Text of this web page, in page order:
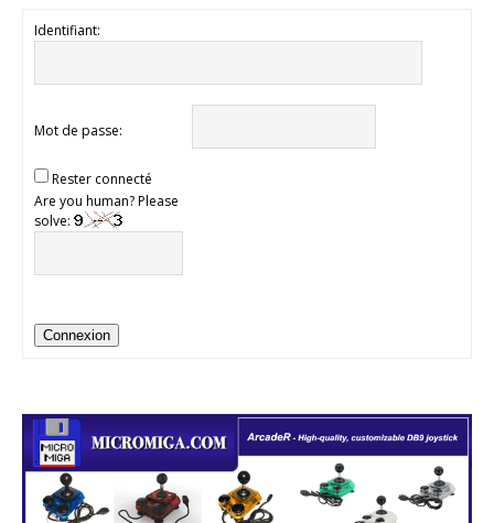
Identifiant:
Mot de passe:
Rester connecté
Are you human? Please
solve:
Connexion